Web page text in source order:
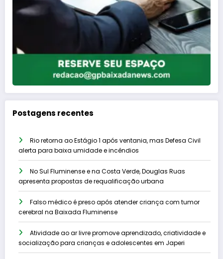
Postagens recentes
Rio retorna ao Estágio 1 após ventania, mas Defesa Civil
alerta para baixa umidade e incêndios
No Sul Fluminense e na Costa Verde, Douglas Ruas
apresenta propostas de requalificação urbana
Falso médico é preso após atender criança com tumor
cerebral na Baixada Fluminense
Atividade ao ar livre promove aprendizado, criatividade e
socialização para crianças e adolescentes em Japeri